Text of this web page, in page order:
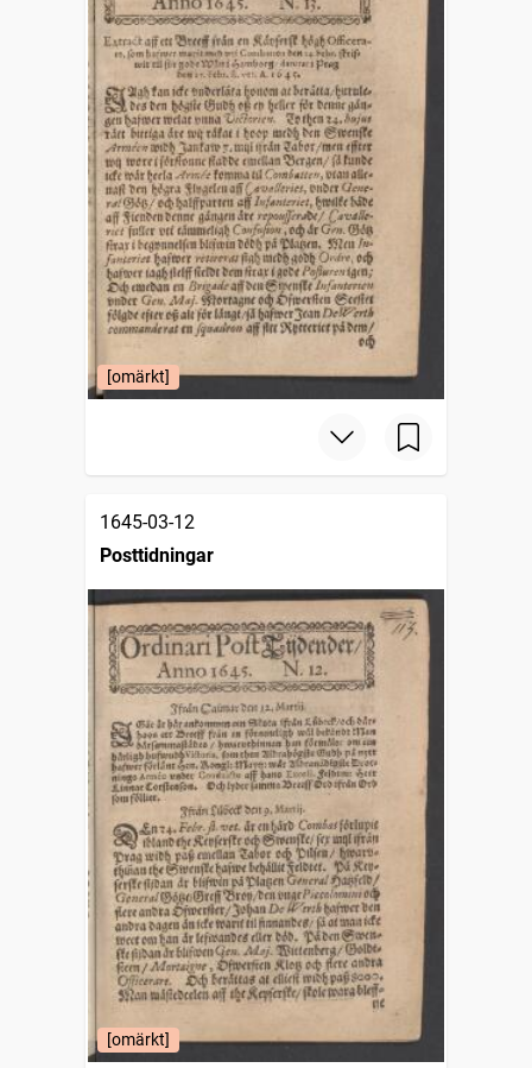
[omärkt]
1645-03-12
Posttidningar
[omärkt]